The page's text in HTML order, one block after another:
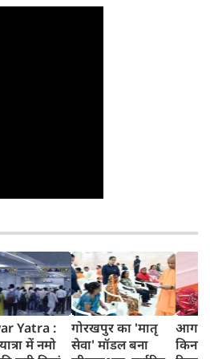
Yatra :
में नमो
गोरखपुर का 'मातृ
सेवा' मॉडल बना
आगरा